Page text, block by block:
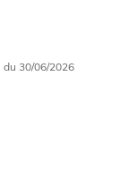
du 30/06/2026